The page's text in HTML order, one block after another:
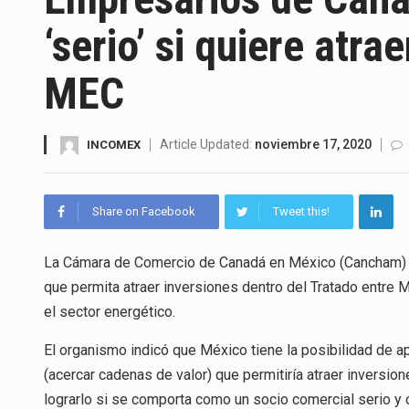
El gobierno de Estados
El Departamento de
La industria manufacturera
El superávit comercial de
El Tribunal Federal de Justicia
El Gobierno de Estados
‘serio’ si quiere
MEC
INCOMEX Article Updated: noviembre 17, 2020
Share on Facebook Tweet this!
La Cámara de Comercio de Canadá en México
que permita atraer inversiones dentro del Tratado entre
el sector energético.
El organismo indicó que México tiene la posibilidad de
(acercar cadenas de valor) que permitiría atraer
lograrlo si se comporta como un socio comercial serio y